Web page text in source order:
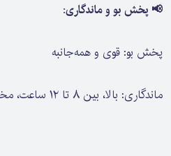
📢 پخش بو و ماندگاری:
پخش بو: قوی و همه‌جانبه
ماندگاری: بالا، بین ۸ تا ۱۲ ساعت، مخصوصاً روی لباس